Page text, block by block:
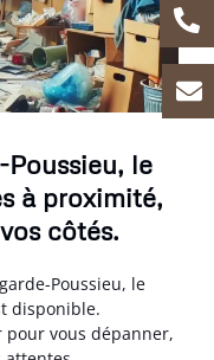
le
à proximité,
côtés.
Poussieu, le
disponible.
vous dépanner,